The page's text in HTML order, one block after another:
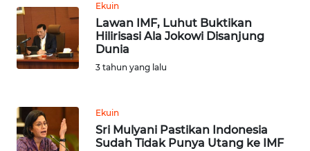
Ekuin
Lawan IMF, Luhut Buktikan
Hilirisasi Ala Jokowi Disanjung
Dunia
3 tahun yang lalu
Ekuin
Sri Mulyani Pastikan Indonesia
Sudah Tidak Punya Utang ke IMF
DANAU
TOBA
WN
WN
LANGKAT